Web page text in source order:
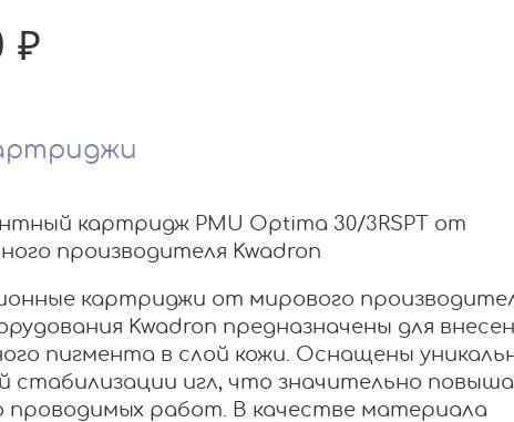
картридж PMU Optima 30/3RSPT от
производителя Kwadron
картриджи от мирового
Kwadron предназначены для
пигмента в слой кожи. Оснащены
стабилизации игл, что значительно
проводимых работ. В качестве материала